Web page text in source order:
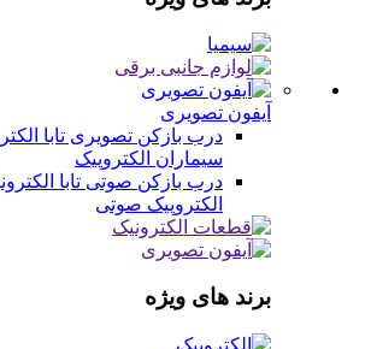
آیفون تصویری
درب بازکن تصویری تابا
سیماران الکتروپیک
درب بازکن صوتی تابا
الکتروپیک صوتی
برند های ویژه